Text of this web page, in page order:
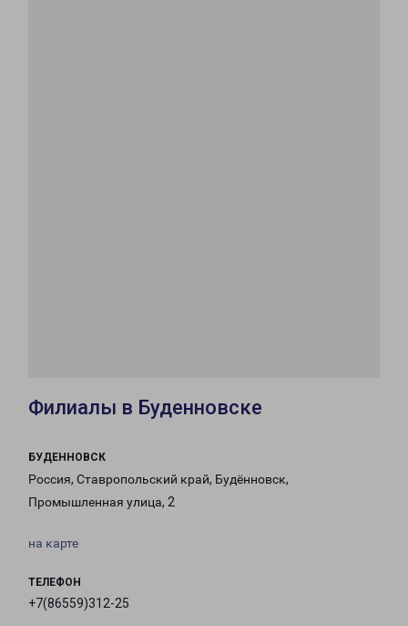
Филиалы в Буденновске
БУДЕННОВСК
Россия, Ставропольский край, Будённовск,
Промышленная улица, 2
на карте
ТЕЛЕФОН
+7(86559)312-25